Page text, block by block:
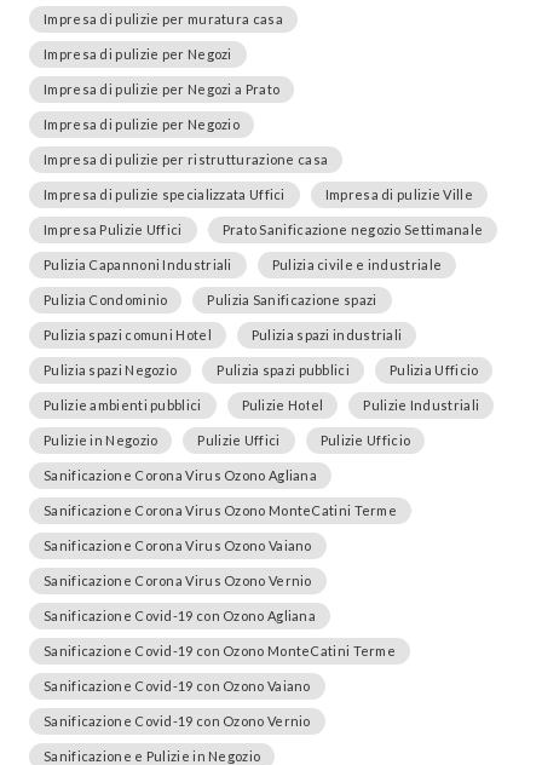
Impresa di pulizie per muratura casa
Impresa di pulizie per Negozi
Impresa di pulizie per Negozi a Prato
Impresa di pulizie per Negozio
Impresa di pulizie per ristrutturazione casa
Impresa di pulizie specializzata Uffici Impresa di pulizie Ville
Impresa Pulizie Uffici Prato Sanificazione negozio Settimanale
Pulizia Capannoni Industriali Pulizia civile e industriale
Pulizia Condominio Pulizia Sanificazione spazi
Pulizia spazi comuni Hotel Pulizia spazi industriali
Pulizia spazi Negozio Pulizia spazi pubblici Pulizia Ufficio
Pulizie ambienti pubblici Pulizie Hotel Pulizie Industriali
Pulizie in Negozio Pulizie Uffici Pulizie Ufficio
Sanificazione Corona Virus Ozono Agliana
Sanificazione Corona Virus Ozono MonteCatini Terme
Sanificazione Corona Virus Ozono Vaiano
Sanificazione Corona Virus Ozono Vernio
Sanificazione Covid-19 con Ozono Agliana
Sanificazione Covid-19 con Ozono MonteCatini Terme
Sanificazione Covid-19 con Ozono Vaiano
Sanificazione Covid-19 con Ozono Vernio
Sanificazione e Pulizie in Negozio